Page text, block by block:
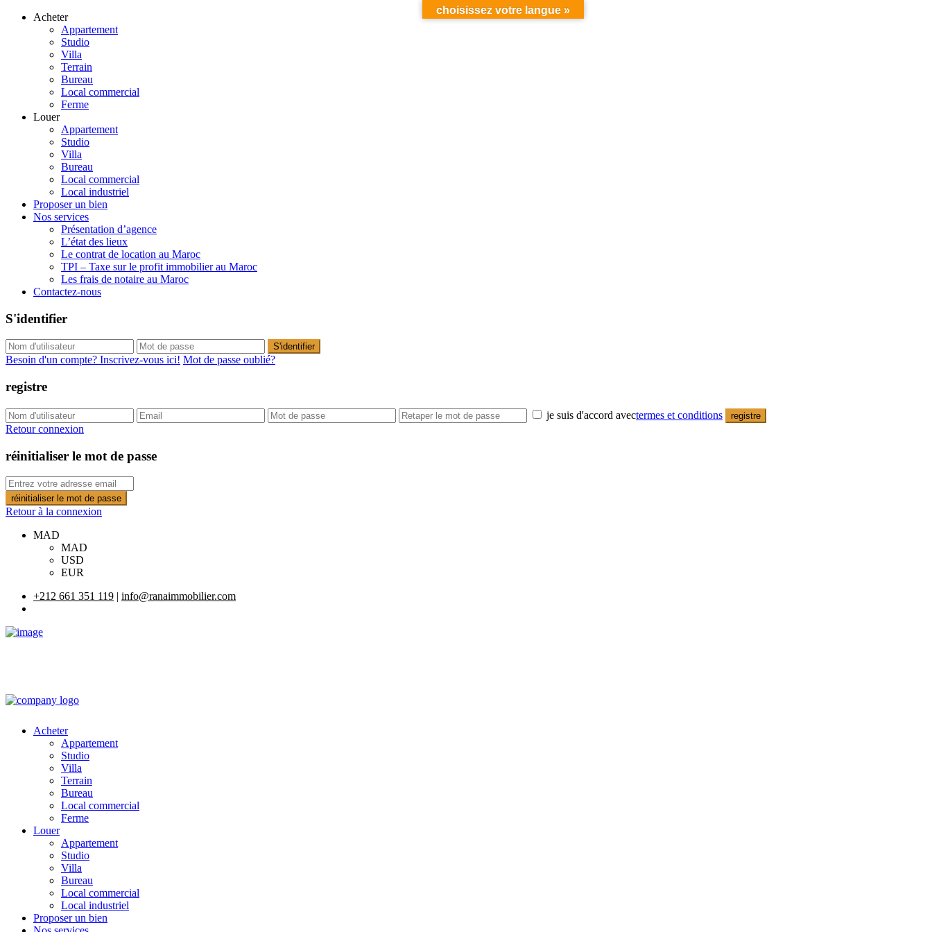
Acheter
Appartement
Studio
Villa
Terrain
Bureau
Local commercial
Ferme
Louer
Appartement
Studio
Villa
Bureau
Local commercial
Local industriel
Proposer un bien
Nos services
Présentation d’agence
L’état des lieux
Le contrat de location au Maroc
TPI – Taxe sur le profit immobilier au Maroc
Les frais de notaire au Maroc
Contactez-nous
S'identifier
S'identifier
Besoin d'un compte? Inscrivez-vous ici! Mot de passe oublié?
registre
je suis d'accord avectermes et conditions registre
Retour connexion
réinitialiser le mot de passe
réinitialiser le mot de passe
Retour à la connexion
MAD
MAD
USD
EUR
+212 661 351 119 | info@ranaimmobilier.com
Acheter
Appartement
Studio
Villa
Terrain
Bureau
Local commercial
Ferme
Louer
Appartement
Studio
Villa
Bureau
Local commercial
Local industriel
Proposer un bien
choisissez votre langue »